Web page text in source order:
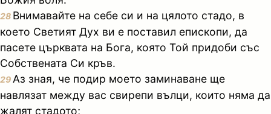
28 Внимавайте на себе си и на цялото стадо, в
което Светият Дух ви е поставил епископи, да
пасете църквата на Бога, която Той придоби със
Собствената Си кръв.
29 Аз зная, че подир моето заминаване ще
навлязат между вас свирепи вълци, които няма да
жалят стадото;